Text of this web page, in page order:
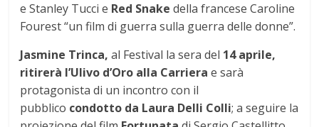
e Stanley Tucci e Red Snake della francese Caroline
Fourest “un film di guerra sulla guerra delle donne”.
Jasmine Trinca, al Festival la sera del 14 aprile,
ritirerà l’Ulivo d’Oro alla Carriera e sarà
protagonista di un incontro con il
pubblico condotto da Laura Delli Colli; a seguire la